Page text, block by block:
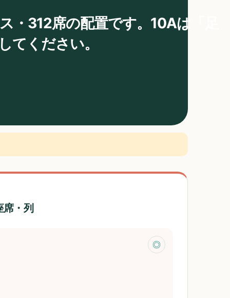
312席の配置です。10Aは「足
てください。
・列
◎